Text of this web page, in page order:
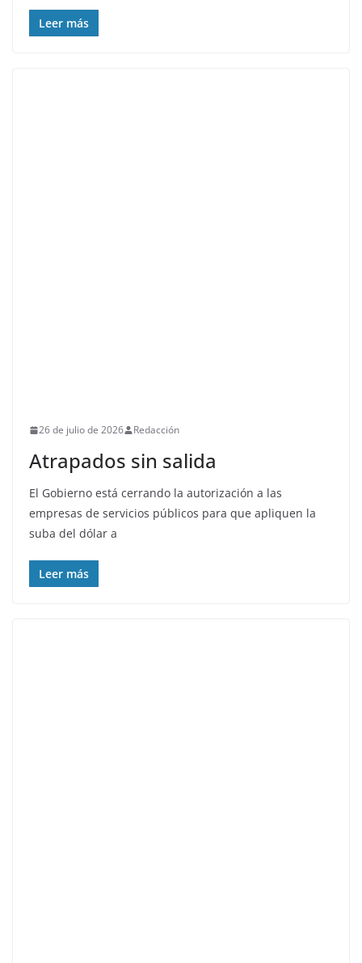
Leer más
26 de julio de 2026 Redacción
Atrapados sin salida
El Gobierno está cerrando la autorización a las
empresas de servicios públicos para que apliquen la
suba del dólar a
Leer más